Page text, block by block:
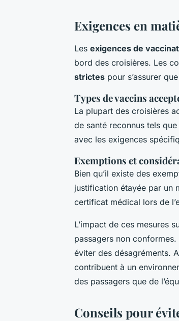
Exigences en
Les exigences de
bord des croisières. Les
strictes pour s’assurer
Types de vaccins
La plupart des croisières
de santé reconnus tels
avec les exigences
Exemptions et
Bien qu’il existe des
justification étayée par un
certificat médical lors de
L’impact de ces mesures
passagers non
éviter des désagréments.
contribuent à un
des passagers que de
Conseils pour